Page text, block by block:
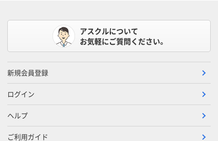
アスクルについて
お気軽にご質問ください。
新規会員登録
ログイン
ヘルプ
ご利用ガイド